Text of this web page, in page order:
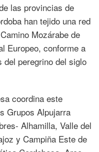
las provincias de
han tejido una red
Mozárabe de
Europeo, conforme a
peregrino del siglo
coordina este
Grupos Alpujarra
Alhamilla, Valle del
y Campiña Este de